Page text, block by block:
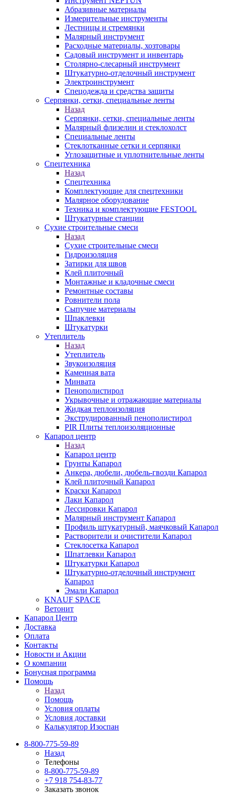
Абразивные материалы
Измерительные инструменты
Лестницы и стремянки
Малярный инструмент
Расходные материалы, хозтовары
Садовый инструмент и инвентарь
Столярно-слесарный инструмент
Штукатурно-отделочный инструмент
Электроинструмент
Спецодежда и средства защиты
Серпянки, сетки, специальные ленты
Назад
Серпянки, сетки, специальные ленты
Малярный флизелин и стеклохолст
Специальные ленты
Стеклотканные сетки и серпянки
Углозащитные и уплотнительные ленты
Спецтехника
Назад
Спецтехника
Комплектующие для спецтехники
Малярное оборудование
Техника и комплектующие FESTOOL
Штукатурные станции
Сухие строительные смеси
Назад
Сухие строительные смеси
Гидроизоляция
Затирки для швов
Клей плиточный
Монтажные и кладочные смеси
Ремонтные составы
Ровнители пола
Сыпучие материалы
Шпаклевки
Штукатурки
Утеплитель
Назад
Утеплитель
Звукоизоляция
Каменная вата
Минвата
Пенополистирол
Укрывочные и отражающие материалы
Жидкая теплоизоляция
Экструдированный пенополистирол
PIR Плиты теплоизоляционные
Капарол центр
Назад
Капарол центр
Грунты Капарол
Анкера, дюбели, дюбель-гвозди Капарол
Клей плиточный Капарол
Краски Капарол
Лаки Капарол
Лессировки Капарол
Малярный инструмент Капарол
Профиль штукатурный, маячковый Капарол
Растворители и очистители Капарол
Cтеклосетка Капарол
Шпатлевки Капарол
Штукатурки Капарол
Штукатурно-отделочный инструмент
Капарол
Эмали Капарол
KNAUF SPACE
Ветонит
Капарол Центр
Доставка
Оплата
Контакты
Новости и Акции
О компании
Бонусная программа
Помощь
Назад
Помощь
Условия оплаты
Условия доставки
Калькулятор Изоспан
8-800-775-59-89
Назад
Телефоны
8-800-775-59-89
+7 918 754-83-77
Заказать звонок